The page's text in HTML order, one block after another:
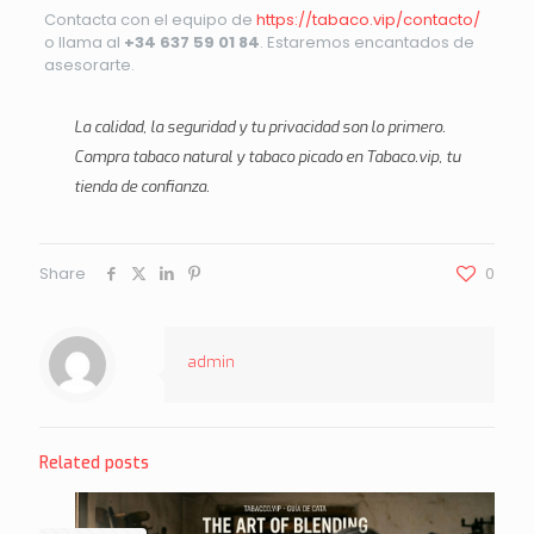
Contacta con el equipo de https://tabaco.vip/contacto/
o llama al +34 637 59 01 84. Estaremos encantados de
asesorarte.
La calidad, la seguridad y tu privacidad son lo primero.
Compra tabaco natural y tabaco picado enTabaco.vip, tu
tienda de confianza.
Share 0
admin
Related posts